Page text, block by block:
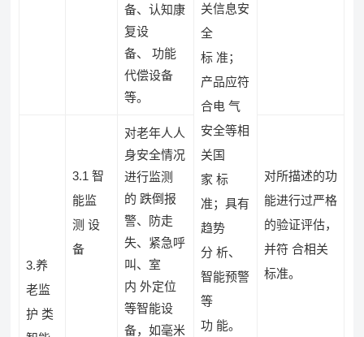
关信息安
全
标 准；
产品应符
合电 气
安全等相
关国
家 标
准；具有
趋势
分 析、
智能预警
等
功 能。
备、认知康
复设
备、 功能
代偿设备
等。
3.养
老监
护 类
3.1 智
能监
测 设
备
对老年人人
身安全情况
进行监测
的 跌倒报
警、防走
失、紧急呼
叫、室
内 外定位
等智能设
备，如毫米
对所描述的功
能进行过严格
的验证评估，
并符 合相关
标准。